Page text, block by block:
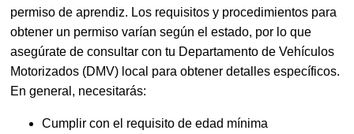
permiso de aprendiz. Los requisitos y procedimientos para
obtener un permiso varían según el estado, por lo que
asegúrate de consultar con tu Departamento de Vehículos
Motorizados (DMV) local para obtener detalles específicos.
En general, necesitarás:
Cumplir con el requisito de edad mínima